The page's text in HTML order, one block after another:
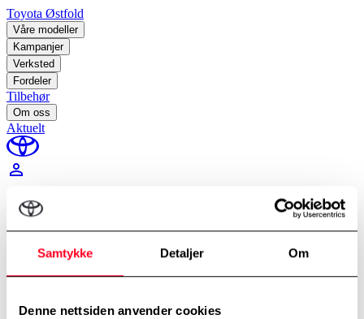
Samtykke Detaljer Om
Denne nettsiden anvender cookies
Toyota Østfold
Våre modeller
Kampanjer
Verksted
Fordeler
Tilbehør
Om oss
Aktuelt
perm_identity
Min Toyota